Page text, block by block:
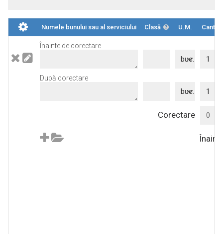
Numele bunului sau al serviciului Clasă U.M.
Înainte de corectare
buc.
După corectare
buc.
Corectare